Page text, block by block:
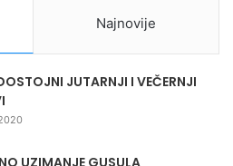
Najnovije
JUTARNJI I VEČERNJI